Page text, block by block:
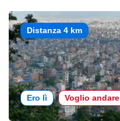
Distanza 4 km
Ero lì Voglio